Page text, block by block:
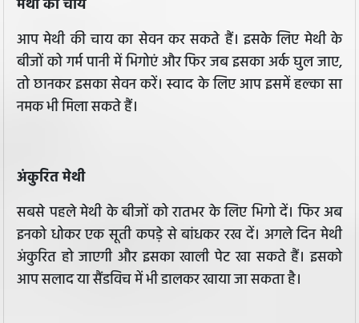
मेथी की चाय
आप मेथी की चाय का सेवन कर सकते हैं। इसके लिए मेथी के
बीजों को गर्म पानी में भिगोएं और फिर जब इसका अर्क घुल जाए,
तो छानकर इसका सेवन करें। स्वाद के लिए आप इसमें हल्का सा
नमक भी मिला सकते हैं।
अंकुरित मेथी
सबसे पहले मेथी के बीजों को रातभर के लिए भिगो दें। फिर अब
इनको धोकर एक सूती कपड़े से बांधकर रख दें। अगले दिन मेथी
अंकुरित हो जाएगी और इसका खाली पेट खा सकते हैं। इसको
आप सलाद या सैंडविच में भी डालकर खाया जा सकता है।